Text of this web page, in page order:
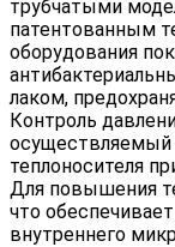
трубчатыми
патентованным
оборудования
лаком,
Контроль
осуществляемый
теплоносителя
Для повышения
что
внутреннего